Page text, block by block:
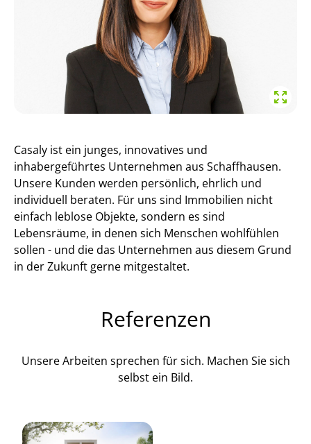
Casaly ist ein junges, innovatives und
inhabergeführtes Unternehmen aus Schaffhausen.
Unsere Kunden werden persönlich, ehrlich und
individuell beraten. Für uns sind Immobilien nicht
einfach leblose Objekte, sondern es sind
Lebensräume, in denen sich Menschen wohlfühlen
sollen - und die das Unternehmen aus diesem Grund
in der Zukunft gerne mitgestaltet.
Referenzen
Unsere Arbeiten sprechen für sich. Machen Sie sich
selbst ein Bild.